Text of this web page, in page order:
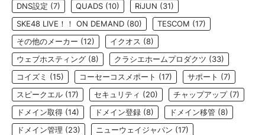
DNS設定 (7) QUADS (10) RiJUN (31)
SKE48 LIVE！！ ON DEMAND (80) TESCOM (17)
その他のメーカー (12) イクオス (8)
ウェブホスティング (8) クラシエホームプロダクツ (33)
コイズミ (15) コーセーコスメポート (17) サポート (7)
スピークエル (17) セキュリティ (20) チャップアップ(7)
ドメイン取得 (14) ドメイン登録 (8) ドメイン移管 (8)
ドメイン管理 (23) ニューウェイジャパン (17)